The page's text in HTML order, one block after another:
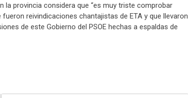
provincia considera que “es muy triste comprobar
reivindicaciones chantajistas de ETA y que llevaron
de este Gobierno del PSOE hechas a espaldas de